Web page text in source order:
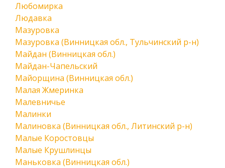
Любомирка
Людавка
Мазуровка
Мазуровка (Винницкая обл., Тульчинский р-н)
Майдан (Винницкая обл.)
Майдан-Чапельский
Майорщина (Винницкая обл.)
Малая Жмеринка
Малевничье
Малинки
Малиновка (Винницкая обл., Литинский р-н)
Малые Коростовцы
Малые Крушлинцы
Маньковка (Винницкая обл.)